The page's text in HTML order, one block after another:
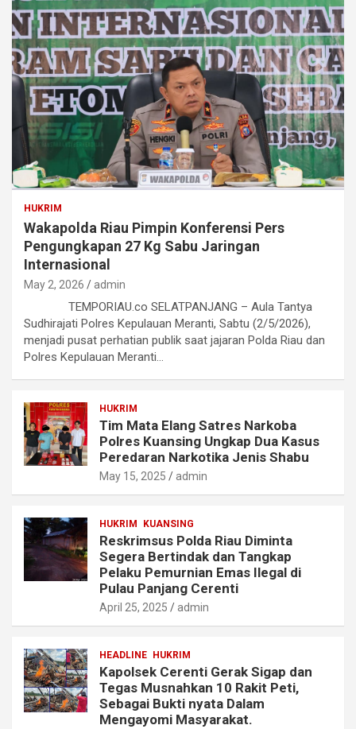
HUKRIM
Wakapolda Riau Pimpin Konferensi Pers
Pengungkapan 27 Kg Sabu Jaringan
Internasional
May 2, 2026 admin
TEMPORIAU.co SELATPANJANG – Aula Tantya
Sudhirajati Polres Kepulauan Meranti, Sabtu (2/5/2026),
menjadi pusat perhatian publik saat jajaran Polda Riau dan
Polres Kepulauan Meranti…
HUKRIM
Tim Mata Elang Satres Narkoba
Polres Kuansing Ungkap Dua Kasus
Peredaran Narkotika Jenis Shabu
May 15, 2025 admin
HUKRIM KUANSING
Reskrimsus Polda Riau Diminta
Segera Bertindak dan Tangkap
Pelaku Pemurnian Emas Ilegal di
Pulau Panjang Cerenti
April 25, 2025 admin
HEADLINE HUKRIM
Kapolsek Cerenti Gerak Sigap dan
Tegas Musnahkan 10 Rakit Peti,
Sebagai Bukti nyata Dalam
Mengayomi Masyarakat.